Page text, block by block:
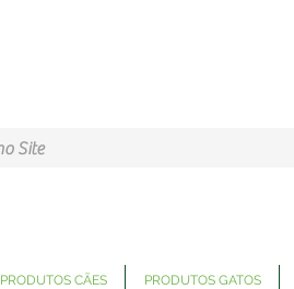
PRODUTOS CÃES PRODUTOS GATOS